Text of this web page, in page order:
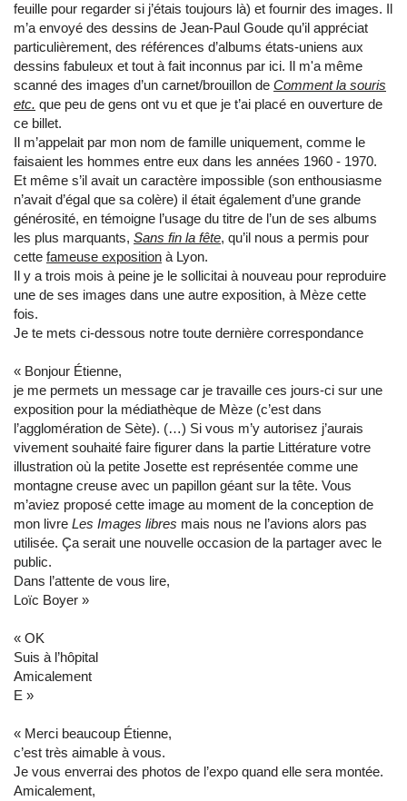
feuille pour regarder si j’étais toujours là) et fournir des images. Il
m’a envoyé des dessins de Jean-Paul Goude qu’il appréciat
particulièrement, des références d’albums états-uniens aux
dessins fabuleux et tout à fait inconnus par ici. Il m'a même
scanné des images d’un carnet/brouillon de Comment la souris
etc. que peu de gens ont vu et que je t’ai placé en ouverture de
ce billet.
Il m’appelait par mon nom de famille uniquement, comme le
faisaient les hommes entre eux dans les années 1960 - 1970.
Et même s’il avait un caractère impossible (son enthousiasme
n’avait d’égal que sa colère) il était également d’une grande
générosité, en témoigne l’usage du titre de l’un de ses albums
les plus marquants, Sans fin la fête, qu’il nous a permis pour
cette fameuse exposition à Lyon.
Il y a trois mois à peine je le sollicitai à nouveau pour reproduire
une de ses images dans une autre exposition, à Mèze cette
fois.
Je te mets ci-dessous notre toute dernière correspondance
« Bonjour Étienne,
je me permets un message car je travaille ces jours-ci sur une
exposition pour la médiathèque de Mèze (c’est dans
l’agglomération de Sète). (…) Si vous m’y autorisez j’aurais
vivement souhaité faire figurer dans la partie Littérature votre
illustration où la petite Josette est représentée comme une
montagne creuse avec un papillon géant sur la tête. Vous
m’aviez proposé cette image au moment de la conception de
mon livre Les Images libres mais nous ne l’avions alors pas
utilisée. Ça serait une nouvelle occasion de la partager avec le
public.
Dans l’attente de vous lire,
Loïc Boyer »
« OK
Suis à l’hôpital
Amicalement
E »
« Merci beaucoup Étienne,
c’est très aimable à vous.
Je vous enverrai des photos de l’expo quand elle sera montée.
Amicalement,